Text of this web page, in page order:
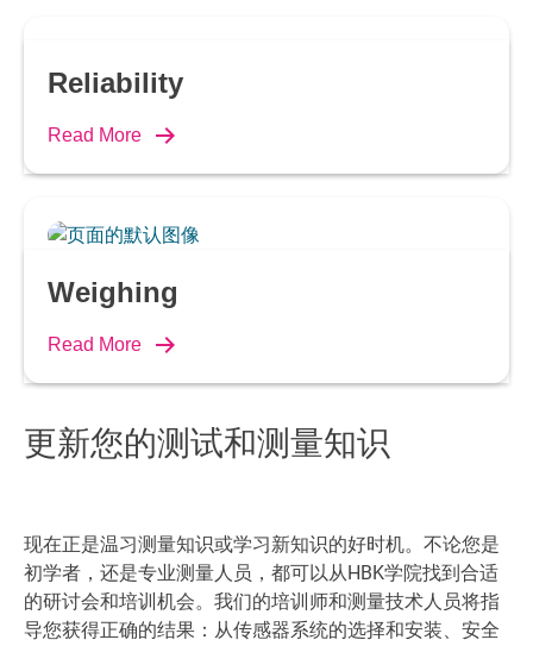
Reliability
Read More
Weighing
Read More
更新您的测试和测量知识
现在正是温习测量知识或学习新知识的好时机。不论您是
初学者，还是专业测量人员，都可以从HBK学院找到合适
的研讨会和培训机会。我们的培训师和测量技术人员将指
导您获得正确的结果：从传感器系统的选择和安装、安全